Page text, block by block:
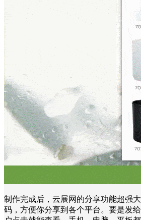
制作完成后，云展网的分享功能超强
码，方便你分享到各个平台。要是发